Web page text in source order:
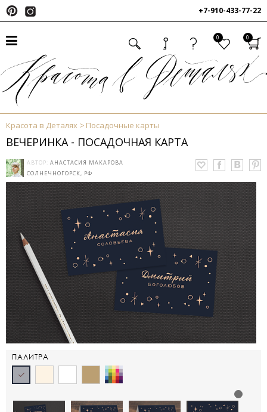
+7-910-433-77-22
0 0
Красота в Деталях Посадочные карты
ВЕЧЕРИНКА - ПОСАДОЧНАЯ КАРТА
АВТОР: АНАСТАСИЯ МАКАРОВА
СОЛНЕЧНОГОРСК, РФ
ПАЛИТРА